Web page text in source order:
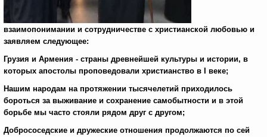
взаимопонимании и сотрудничестве с христианской любовью и
заявляем следующее:
Грузия и Армения - страны древнейшей культуры и истории, в
которых апостолы проповедовали христианство в I веке;
Нашим народам на протяжении тысячелетий приходилось
бороться за выживание и сохранение самобытности и в этой
борьбе мы часто стояли рядом друг с другом;
Добрососедские и дружеские отношения продолжаются по сей